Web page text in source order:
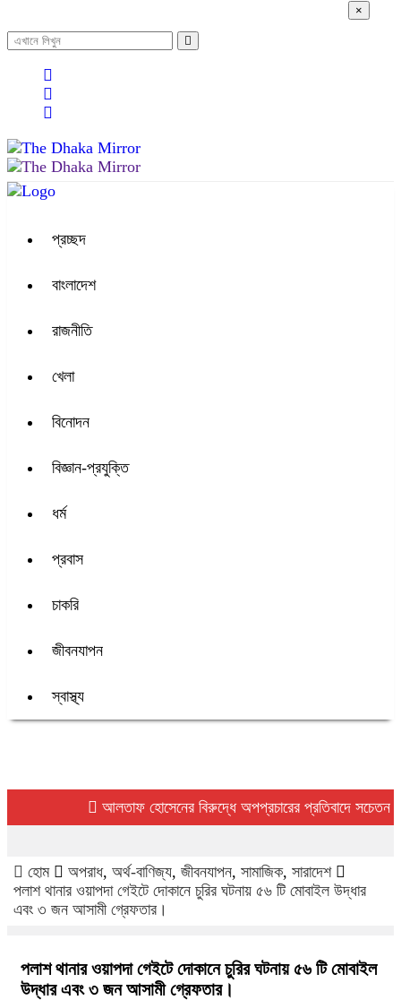
০৬:৪০ অপরাহ্ন, শুক্রবার, ০৭ অগাস্ট ২০২৬, ২৩ শ্রাবণ ১৪৩৩ বঙ্গাব্দ
প্রচ্ছদ
বাংলাদেশ
রাজনীতি
খেলা
বিনোদন
বিজ্ঞান-প্রযুক্তি
ধর্ম
প্রবাস
চাকরি
জীবনযাপন
স্বাস্থ্য
আলতাফ হোসেনের বিরুদ্ধে অপপ্রচারের প্রতিবাদে সচেতন
×
হোম অপরাধ, অর্থ-বাণিজ্য, জীবনযাপন, সামাজিক, সারাদেশ
পলাশ থানার ওয়াপদা গেইটে দোকানে চুরির ঘটনায় ৫৬ টি মোবাইল উদ্ধার
এবং ৩ জন আসামী গ্রেফতার।
পলাশ থানার ওয়াপদা গেইটে দোকানে চুরির ঘটনায় ৫৬ টি মোবাইল
উদ্ধার এবং ৩ জন আসামী গ্রেফতার।